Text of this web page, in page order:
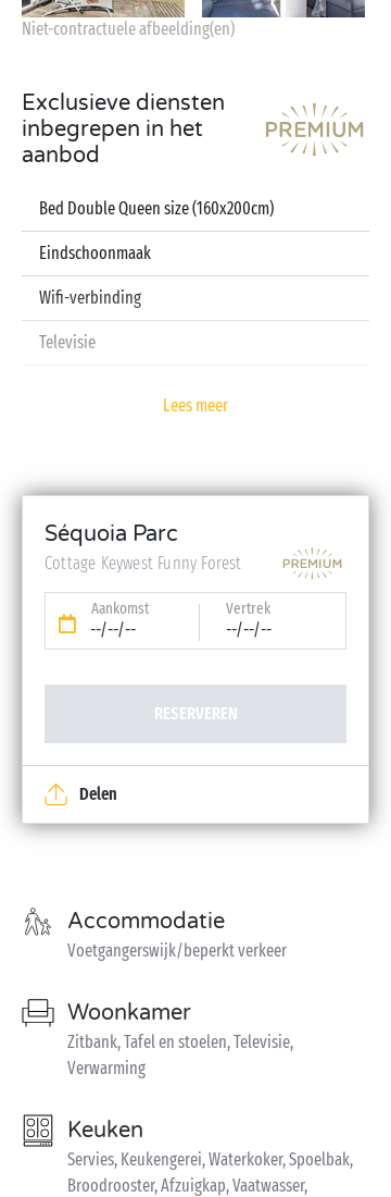
Niet-contractuele afbeelding(en)
Exclusieve diensten
inbegrepen in het
aanbod
Bed Double Queen size (160x200cm)
Eindschoonmaak
Wifi-verbinding
Televisie
Babykit (kinderbedje, hoge stoel, badje – op
reservering)
Lees meer
Séquoia Parc
Cottage Keywest Funny Forest
Aankomst
--/--/--
Vertrek
--/--/--
RESERVEREN
Delen
Accommodatie
Voetgangerswijk/beperkt verkeer
Woonkamer
Zitbank, Tafel en stoelen, Televisie,
Verwarming
Keuken
Servies, Keukengerei, Waterkoker, Spoelbak,
Broodrooster, Afzuigkap, Vaatwasser,